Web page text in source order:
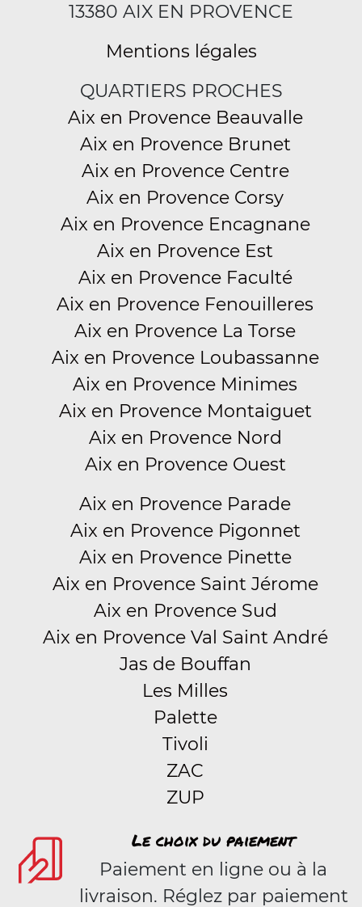
13380 AIX EN PROVENCE
Mentions légales
QUARTIERS PROCHES
Aix en Provence Beauvalle
Aix en Provence Brunet
Aix en Provence Centre
Aix en Provence Corsy
Aix en Provence Encagnane
Aix en Provence Est
Aix en Provence Faculté
Aix en Provence Fenouilleres
Aix en Provence La Torse
Aix en Provence Loubassanne
Aix en Provence Minimes
Aix en Provence Montaiguet
Aix en Provence Nord
Aix en Provence Ouest
Aix en Provence Parade
Aix en Provence Pigonnet
Aix en Provence Pinette
Aix en Provence Saint Jérome
Aix en Provence Sud
Aix en Provence Val Saint André
Jas de Bouffan
Les Milles
Palette
Tivoli
ZAC
ZUP
Le choix du paiement
Paiement en ligne ou à la
livraison. Réglez par paiement